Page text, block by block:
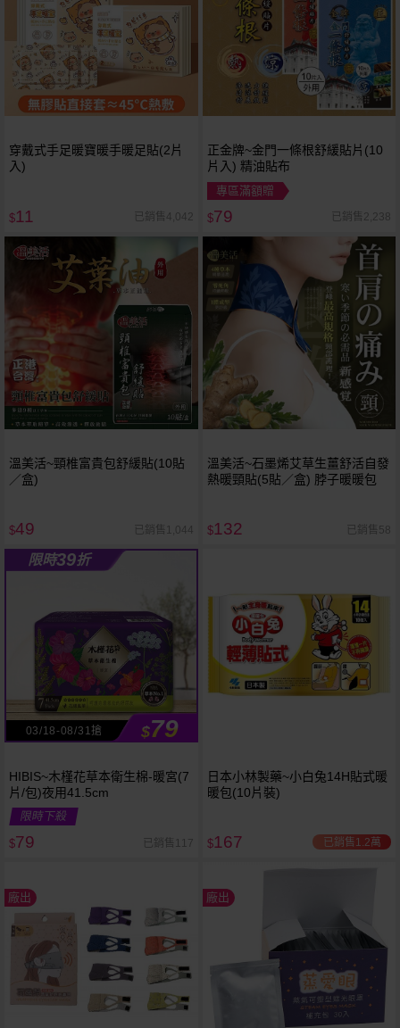
穿戴式手足暖寶暖手暖足貼(2片
入)
$11 已銷售4,042
正金牌~金門一條根舒緩貼片(10
片入) 精油貼布
專區滿額贈
$79 已銷售2,238
溫美活~頸椎富貴包舒緩貼(10貼
／盒)
$49 已銷售1,044
溫美活~石墨烯艾草生薑舒活自發
熱暖頸貼(5貼／盒) 脖子暖暖包
$132 已銷售58
限時39折
03/18-08/31搶 $79
HIBIS~木槿花草本衛生棉-暖宮(7
片/包)夜用41.5cm
限時下殺
$79 已銷售117
日本小林製藥~小白兔14H貼式暖
暖包(10片裝)
$167 已銷售1.2萬
廠出 廠出